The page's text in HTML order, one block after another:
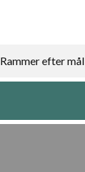
Rammer efter mål